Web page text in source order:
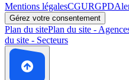
Mentions légalesCGURGPD
Gérez votre consentement
Plan du sitePlan du site -
du site - Secteurs